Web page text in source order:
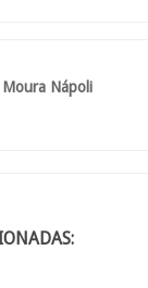
Moura Nápoli